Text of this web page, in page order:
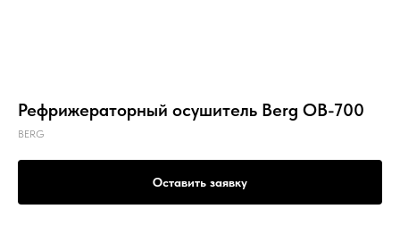
Рефрижераторный осушитель Berg OB-700
BERG
Оставить заявку